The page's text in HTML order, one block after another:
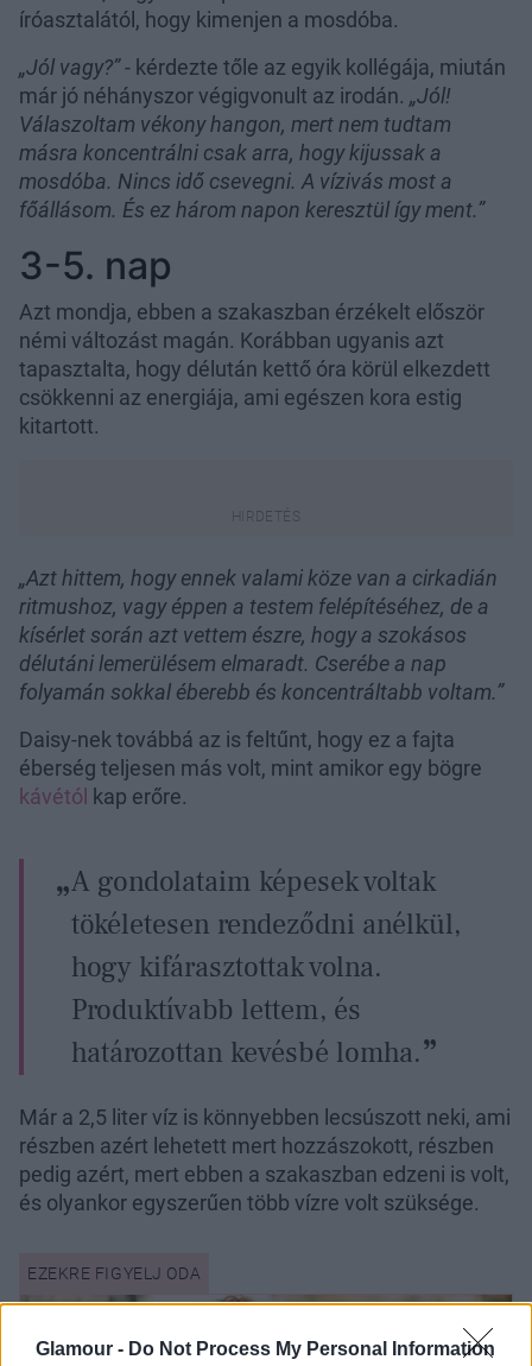
Glamour - Do Not Process My Personal Information
íróasztalától, hogy kimenjen a mosdóba.
„Jól vagy?”- kérdezte tőle az egyik kollégája, miután
már jó néhányszor végigvonult az irodán. „Jól!
Válaszoltam vékony hangon, mert nem tudtam
másra koncentrálni csak arra, hogy kijussak a
mosdóba. Nincs idő csevegni. A vízivás most a
főállásom. És ez három napon keresztül így ment.”
3-5. nap
Azt mondja, ebben a szakaszban érzékelt először
némi változást magán. Korábban ugyanis azt
tapasztalta, hogy délután kettő óra körül elkezdett
csökkenni az energiája, ami egészen kora estig
kitartott.
„Azt hittem, hogy ennek valami köze van a cirkadián
ritmushoz, vagy éppen a testem felépítéséhez, de a
kísérlet során azt vettem észre, hogy a szokásos
délutáni lemerülésem elmaradt. Cserébe a nap
folyamán sokkal éberebb és koncentráltabb voltam.”
Daisy-nek továbbá az is feltűnt, hogy ez a fajta
éberség teljesen más volt, mint amikor egy bögre
kávétól kap erőre.
A gondolataim képesek voltak
tökéletesen rendeződni anélkül,
hogy kifárasztottak volna.
Produktívabb lettem, és
határozottan kevésbé lomha.
Már a 2,5 liter víz is könnyebben lecsúszott neki, ami
részben azért lehetett mert hozzászokott, részben
pedig azért, mert ebben a szakaszban edzeni is volt,
és olyankor egyszerűen több vízre volt szüksége.